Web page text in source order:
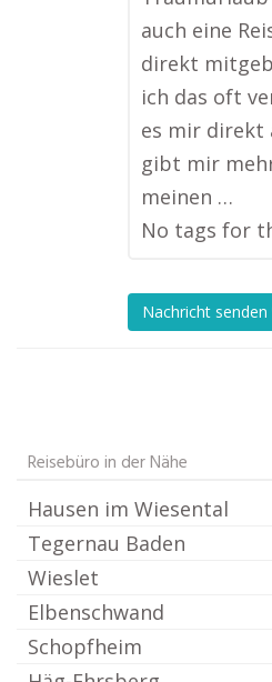
auch eine
direkt
ich das oft
es mir direkt
gibt mir
meinen …
No tags for
Nachricht senden
Reisebüro in der Nähe
Hausen im Wiesental
Tegernau Baden
Wieslet
Elbenschwand
Schopfheim